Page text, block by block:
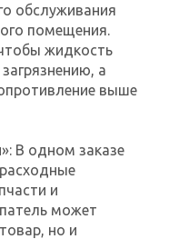
обслуживания
помещения.
жидкость
а
выше
В одном заказе
и
может
но и